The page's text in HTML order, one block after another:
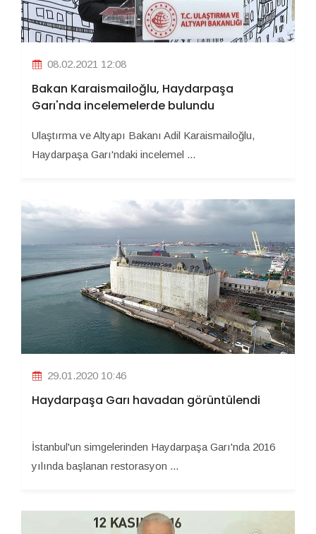
08.02.2021 12:08
Bakan Karaismailoğlu, Haydarpaşa
Garı'nda incelemelerde bulundu
Ulaştırma ve Altyapı Bakanı Adil Karaismailoğlu,
Haydarpaşa Garı'ndaki incelemel ...
29.01.2020 10:46
Haydarpaşa Garı havadan görüntülendi
İstanbul'un simgelerinden Haydarpaşa Garı'nda 2016
yılında başlanan restorasyon ...